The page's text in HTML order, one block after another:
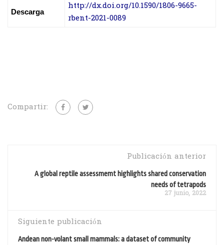
Descarga
http://dx.doi.org/10.1590/1806-9665-
rbent-2021-0089
Compartir:
Publicación anterior
A global reptile assessmemt highlights shared conservation
needs of tetrapods
27 junio, 2022
Siguiente publicación
Andean non-volant small mammals: a dataset of community